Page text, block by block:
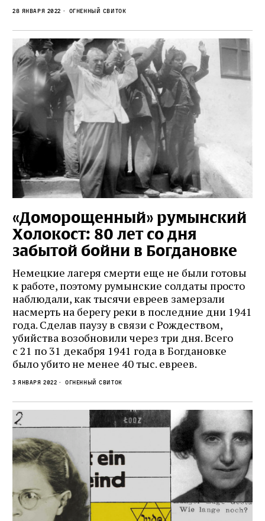
28 января 2022 Огненный свиток
«Доморощенный» румынский
Холокост: 80 лет со дня
забытой бойни в Богдановке
Немецкие лагеря смерти еще не были готовы
к работе, поэтому румынские солдаты просто
наблюдали, как тысячи евреев замерзали
насмерть на берегу реки в последние дни 1941
года. Сделав паузу в связи с Рождеством,
убийства возобновили через три дня. Всего
с 21 по 31 декабря 1941 года в Богдановке
было убито не менее 40 тыс. евреев.
3 января 2022 Огненный свиток